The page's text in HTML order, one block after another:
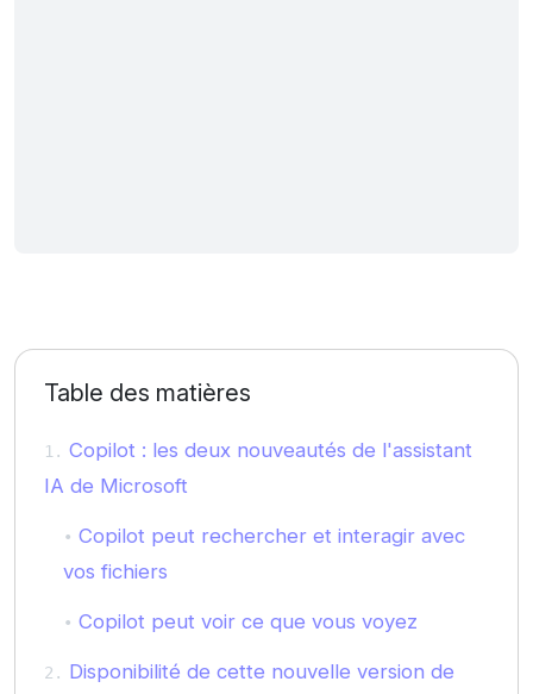
Table des matières
Copilot : les deux nouveautés de l'assistant
IA de Microsoft
Copilot peut rechercher et interagir avec
vos fichiers
Copilot peut voir ce que vous voyez
Disponibilité de cette nouvelle version de